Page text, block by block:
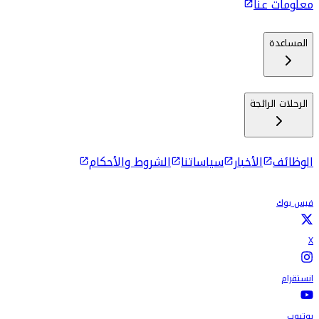
معلومات عنا
المساعدة
الرحلات الرائجة
الوظائف الأخبار سياساتنا الشروط والأحكام
فيس بوك
X
انستقرام